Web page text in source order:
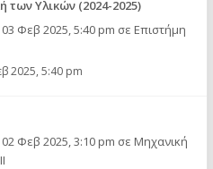
των Υλικών (2024-2025)
Φεβ 2025, 5:40 pm σε Επιστήμη
2025, 5:40 pm
Φεβ 2025, 3:10 pm σε Μηχανική